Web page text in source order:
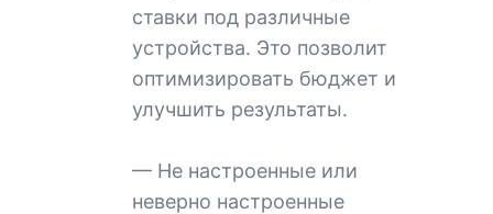
ставки под различные
устройства. Это позволит
оптимизировать бюджет и
улучшить результаты.
— Не настроенные или
неверно настроенные